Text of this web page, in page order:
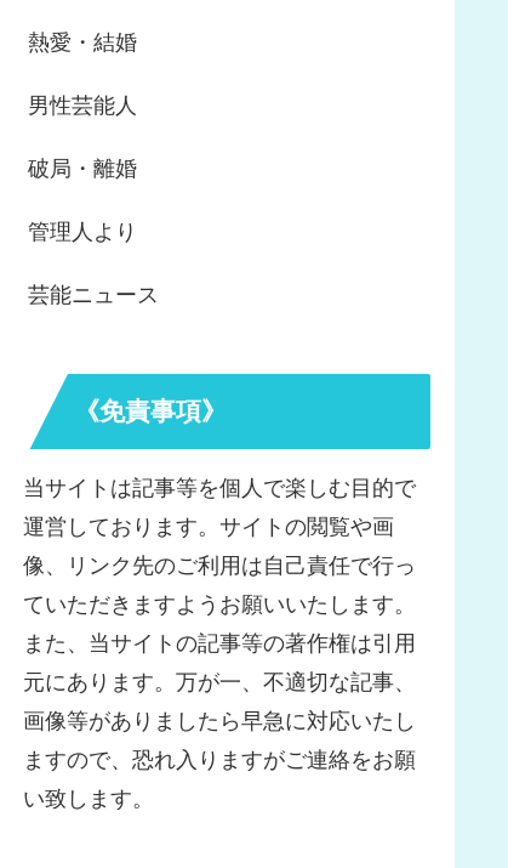
熱愛・結婚
男性芸能人
破局・離婚
管理人より
芸能ニュース
《免責事項》
当サイトは記事等を個人で楽しむ目的で
運営しております。サイトの閲覧や画
像、リンク先のご利用は自己責任で行っ
ていただきますようお願いいたします。
また、当サイトの記事等の著作権は引用
元にあります。万が一、不適切な記事、
画像等がありましたら早急に対応いたし
ますので、恐れ入りますがご連絡をお願
い致します。